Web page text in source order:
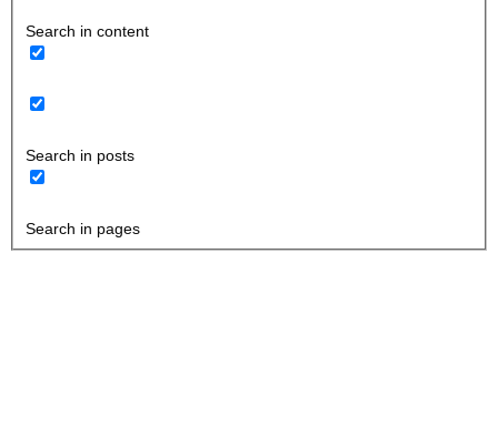
Search in content
Search in posts
Search in pages